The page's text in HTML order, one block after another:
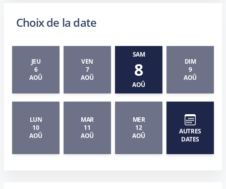
Choix de la date
JEU
6
AOÛ
VEN
7
AOÛ
SAM
8
AOÛ
DIM
9
AOÛ
LUN
10
AOÛ
MAR
11
AOÛ
MER
12
AOÛ
AUTRES
DATES